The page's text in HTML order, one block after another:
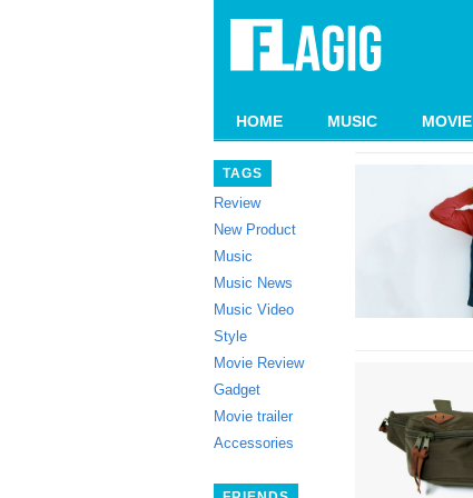
HOME MUSIC MOVIE
TAGS
Review
New Product
Music
Music News
Music Video
Style
Movie Review
Gadget
Movie trailer
Accessories